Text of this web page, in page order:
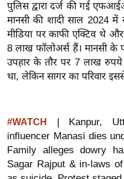
बे
मि
सा
ल
श
त
यं
ग
इं
पुलिस द्वारा दर्ज की गई
मानसी की शादी साल 2024 में
मीडिया पर काफी एक्टिव थे
8 लाख फॉलोअर्स हैं। मानसी के
उपहार के तौर पर 7 लाख
था, लेकिन सागर का परिवार
#WATCH
| Kanpur,
influencer Manasi dies
Family alleges dowry
Sagar Rajput & in-laws